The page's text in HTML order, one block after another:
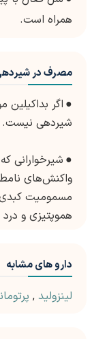
همراه است.
مصرف در
● اگر بداکیلین
شیردهی نیست.
● شیرخوارانی
واکنش‌های
مسمومیت کبدی،
هموپتیزی و
دارو های مشابه
لینزولید ,